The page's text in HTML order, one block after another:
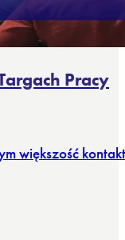
Pracy
większość